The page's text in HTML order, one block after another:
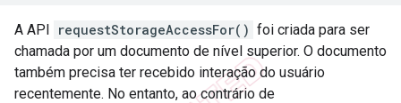
A API requestStorageAccessFor() foi criada para ser
chamada por um documento de nível superior. O documento
também precisa ter recebido interação do usuário
recentemente. No entanto, ao contrário de